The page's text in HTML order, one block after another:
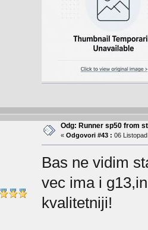
Odg: Runner sp50 from
« Odgovori #43 : 06
Bas ne vidim
vec ima i
kvalitetniji!